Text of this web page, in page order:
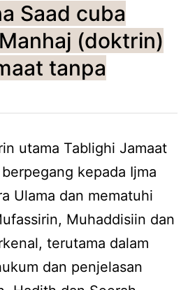
Saad cuba
(doktrin)
tanpa
utama Tablighi Jamaat
kepada Ijma
Ulama dan mematuhi
Muhaddisiin dan
terutama dalam
dan penjelasan